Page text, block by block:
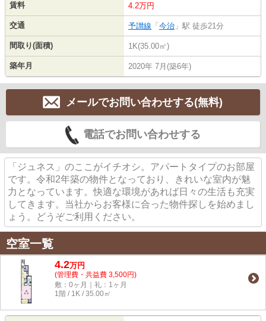
賃料 4.2万円
交通 予讃線 「 今治 」駅 徒歩21分
間取り(面積) 1K(35.00㎡)
築年月 2020年 7月(築6年)
メールでお問い合わせする(無料)
電話でお問い合わせする
「ジュネス」のここがイチオシ。アパートタイプのお部屋
です。令和2年築の物件となっており、きれいな室内が魅
力となっています。快適な環境があれば日々の生活も充実
してきます。当社からお客様に合った物件探しを始めまし
ょう。どうぞご利用ください。
空室一覧
4.2万円
(管理費・共益費 3,500円)
敷：0ヶ月｜礼：1ヶ月
1階 / 1K / 35.00㎡